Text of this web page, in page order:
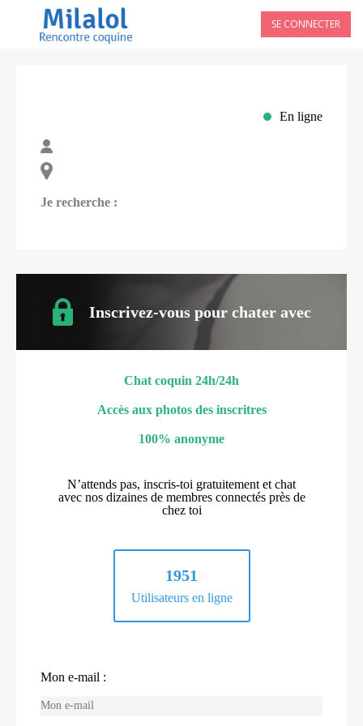
SE CONNECTER
En ligne
Je recherche :
Inscrivez-vous pour chater avec
Chat coquin 24h/24h
Accès aux photos des inscritres
100% anonyme
N’attends pas, inscris-toi gratuitement et chat
avec nos dizaines de membres connectés près de
chez toi
1951
Utilisateurs en ligne
Mon e-mail :